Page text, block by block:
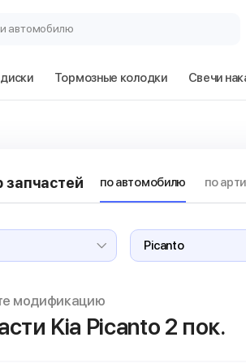
автомобилю
Гараж
Тормозные колодки Свечи
запчастей по автомобилю по
модификацию
Kia Picanto 2 пок.